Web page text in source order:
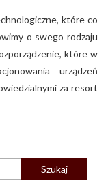
które co
o swego rodzaju
które w
urządzeń
za resort